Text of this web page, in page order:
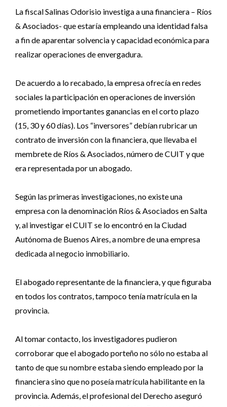
La fiscal Salinas Odorisio investiga a una financiera – Ríos
& Asociados- que estaría empleando una identidad falsa
a fin de aparentar solvencia y capacidad económica para
realizar operaciones de envergadura.
De acuerdo a lo recabado, la empresa ofrecía en redes
sociales la participación en operaciones de inversión
prometiendo importantes ganancias en el corto plazo
(15, 30 y 60 días). Los “inversores” debían rubricar un
contrato de inversión con la financiera, que llevaba el
membrete de Ríos & Asociados, número de CUIT y que
era representada por un abogado.
Según las primeras investigaciones, no existe una
empresa con la denominación Ríos & Asociados en Salta
y, al investigar el CUIT se lo encontró en la Ciudad
Autónoma de Buenos Aires, a nombre de una empresa
dedicada al negocio inmobiliario.
El abogado representante de la financiera, y que figuraba
en todos los contratos, tampoco tenía matrícula en la
provincia.
Al tomar contacto, los investigadores pudieron
corroborar que el abogado porteño no sólo no estaba al
tanto de que su nombre estaba siendo empleado por la
financiera sino que no poseía matrícula habilitante en la
provincia. Además, el profesional del Derecho aseguró